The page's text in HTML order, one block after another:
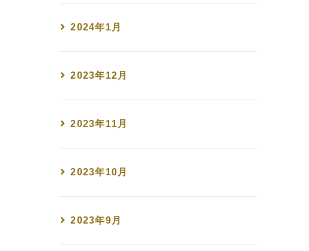
2024年1月
2023年12月
2023年11月
2023年10月
2023年9月